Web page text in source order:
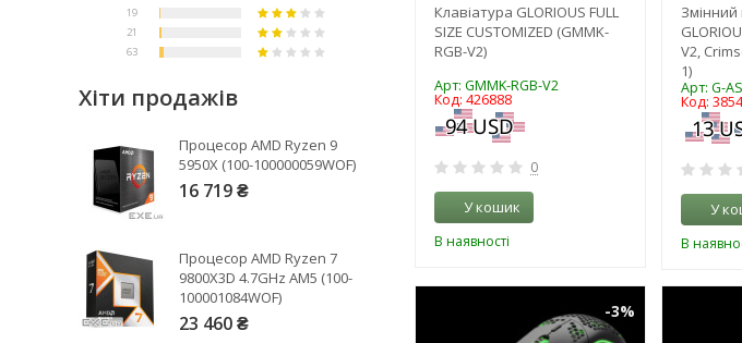
Клавіатура GLORIOUS FULL
SIZE CUSTOMIZED (GMMK-
RGB-V2)
Арт: GMMK-RGB-V2
Код: 426888
0
У кошик
В наявності
V2,
1)
Арт: G-
Код:
У
В
-3%
Рейтинг EXE.ua:4.6
974
90
63
Хіти продажів
Процесор AMD Ryzen 9
5950X (100-100000059WOF)
16 719 ₴
Процесор AMD Ryzen 7
9800X3D 4.7GHz AM5 (100-
100001084WOF)
23 460 ₴